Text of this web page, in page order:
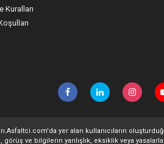
Kuralları
yer alan kullanıcıların
ve bilgilerin yanlışlık, eksiklik veya